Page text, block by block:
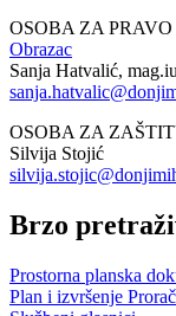
OSOBA ZA
Obrazac
Sanja Hatvalić,
OSOBA ZA
Silvija Stojić
Brzo
Prostorna planska
Plan i izvršenje